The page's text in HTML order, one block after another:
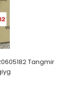
Tangmir